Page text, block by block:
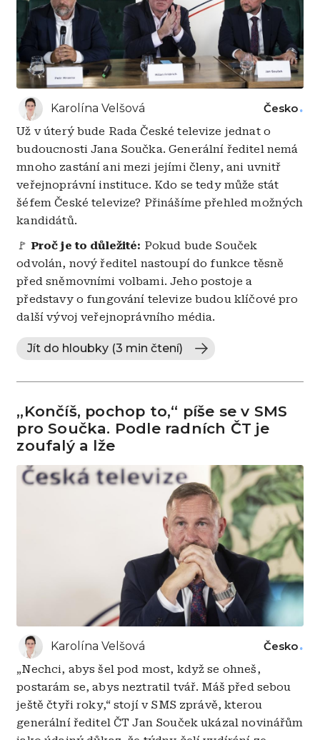
Karolína Velšová Česko
Už v úterý bude Rada České televize jednat o
budoucnosti Jana Součka. Generální ředitel nemá
mnoho zastání ani mezi jejími členy, ani uvnitř
veřejnoprávní instituce. Kdo se tedy může stát
šéfem České televize? Přinášíme přehled možných
kandidátů.
🚩 Proč je to důležité: Pokud bude Souček
odvolán, nový ředitel nastoupí do funkce těsně
před sněmovními volbami. Jeho postoje a
představy o fungování televize budou klíčové pro
další vývoj veřejnoprávního média.
Jít do hloubky (3 min čtení)
„Končíš, pochop to,“ píše se v SMS
pro Součka. Podle radních ČT je
zoufalý a lže
Karolína Velšová Česko
„Nechci, abys šel pod most, když se ohneš,
postarám se, abys neztratil tvář. Máš před sebou
ještě čtyři roky,“ stojí v SMS zprávě, kterou
generální ředitel ČT Jan Souček ukázal novinářům